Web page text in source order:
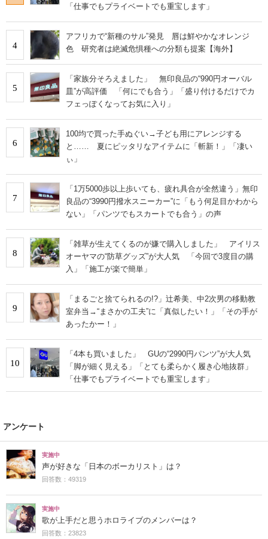
「仕事でもプライベートでも重宝します」
4
アフリカで“新種のサル”発見 唇は鮮やかなオレンジ
色 研究者は絶滅危惧種への分類も提案【海外】
5
「家族分そろえました」 無印良品の“990円オーバル
皿”が高評価 「何にでも合う」「盛り付けるだけでカ
フェっぽくなってお気に入り」
6
100均で買った手ぬぐい→子ども用にアレンジする
と…… 夏にピッタリなアイテムに「斬新！」「凄い
ぃ」
7
「1万5000歩以上歩いても、疲れ具合が全然違う」無印
良品の“3990円撥水スニーカー”に「もう何足目かわから
ない」「パンツでもスカートでも合う」の声
8
「雑草が生えてくるのが嫌で購入しました」 アイリス
オーヤマの“防草グッズ”が大人気 「今回で3度目の購
入」「施工が楽で簡単」
9
「まるごと捨てられるの!?」辻希美、中2次男の移動教
室弁当→“まさかの工夫”に「真似したい！」「その手が
あったかー！」
10
「4本も買いました」 GUの“2990円パンツ”が大人気
「脚が細く見える」「とても柔らかく履き心地抜群」
「仕事でもプライベートでも重宝します」
アンケート
実施中
声が好きな「日本のボーカリスト」は？
回答数：49319
実施中
歌が上手だと思うホロライブのメンバーは？
回答数：23823